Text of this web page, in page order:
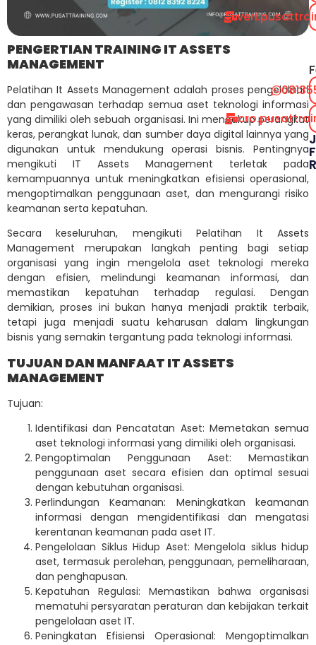
PENGERTIAN TRAINING IT ASSETS
MANAGEMENT
Pelatihan It Assets Management adalah proses pengelolaan
dan pengawasan terhadap semua aset teknologi informasi
yang dimiliki oleh sebuah organisasi. Ini mencakup perangkat
keras, perangkat lunak, dan sumber daya digital lainnya yang
digunakan untuk mendukung operasi bisnis. Pentingnya
mengikuti IT Assets Management terletak pada
kemampuannya untuk meningkatkan efisiensi operasional,
mengoptimalkan penggunaan aset, dan mengurangi risiko
keamanan serta kepatuhan.
Secara keseluruhan, mengikuti Pelatihan It Assets
Management merupakan langkah penting bagi setiap
organisasi yang ingin mengelola aset teknologi mereka
dengan efisien, melindungi keamanan informasi, dan
memastikan kepatuhan terhadap regulasi. Dengan
demikian, proses ini bukan hanya menjadi praktik terbaik,
tetapi juga menjadi suatu keharusan dalam lingkungan
bisnis yang semakin tergantung pada teknologi informasi.
TUJUAN DAN MANFAAT IT ASSETS
MANAGEMENT
Tujuan:
Identifikasi dan Pencatatan Aset: Memetakan semua
aset teknologi informasi yang dimiliki oleh organisasi.
Pengoptimalan Penggunaan Aset: Memastikan
penggunaan aset secara efisien dan optimal sesuai
dengan kebutuhan organisasi.
Perlindungan Keamanan: Meningkatkan keamanan
informasi dengan mengidentifikasi dan mengatasi
kerentanan keamanan pada aset IT.
Pengelolaan Siklus Hidup Aset: Mengelola siklus hidup
aset, termasuk perolehan, penggunaan, pemeliharaan,
dan penghapusan.
Kepatuhan Regulasi: Memastikan bahwa organisasi
mematuhi persyaratan peraturan dan kebijakan terkait
pengelolaan aset IT.
Peningkatan Efisiensi Operasional: Mengoptimalkan